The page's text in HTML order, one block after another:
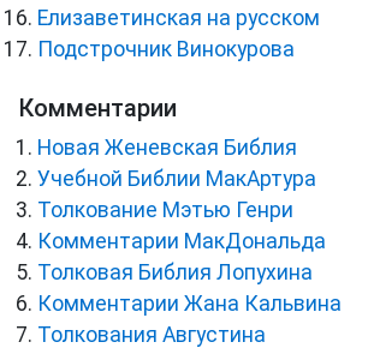
Елизаветинская на русском
Подстрочник Винокурова
Комментарии
Новая Женевская Библия
Учебной Библии МакАртура
Толкование Мэтью Генри
Комментарии МакДональда
Толковая Библия Лопухина
Комментарии Жана Кальвина
Толкования Августина